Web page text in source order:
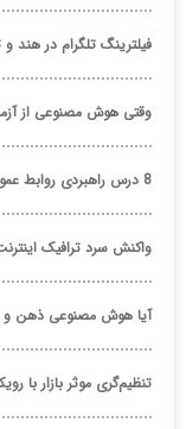
فیلترینگ تلگرام در هند
وقتی هوش مصنوعی از
8 درس راهبردی روابط عمومی از بحران‌های ۲۰۲۵
واکنش سرد ترافیک اینترنت
آیا هوش مصنوعی ذهن و
تنظیم‌گری موثر بازار با